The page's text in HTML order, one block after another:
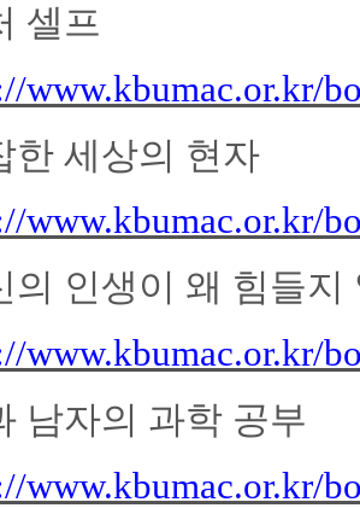
셀프
www.kbumac.or.kr/
한 세상의 현자
www.kbumac.or.kr/
의 인생이 왜 힘들
www.kbumac.or.kr/
남자의 과학 공부
www.kbumac.or.kr/